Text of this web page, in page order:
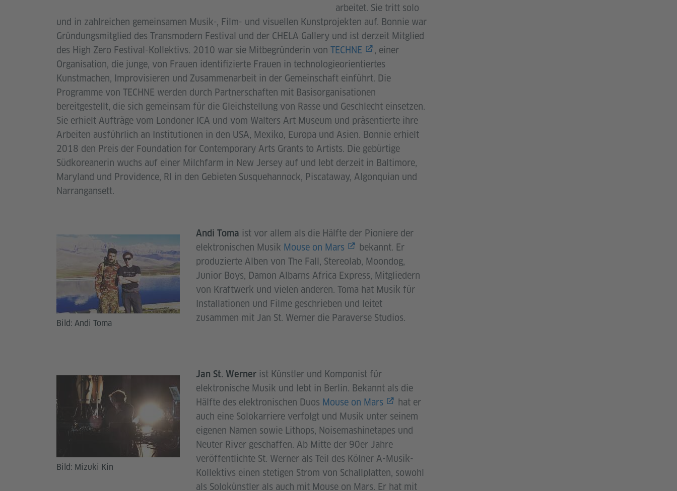
arbeitet. Sie tritt solo
und in zahlreichen gemeinsamen Musik-, Film- und visuellen Kunstprojekten auf. Bonnie war
Gründungsmitglied des Transmodern Festival und der CHELA Gallery und ist derzeit Mitglied
des High Zero Festival-Kollektivs. 2010 war sie Mitbegründerin von TECHNE
, einer
Organisation, die junge, von Frauen identifizierte Frauen in technologieorientiertes
Kunstmachen, Improvisieren und Zusammenarbeit in der Gemeinschaft einführt. Die
Programme von TECHNE werden durch Partnerschaften mit Basisorganisationen
bereitgestellt, die sich gemeinsam für die Gleichstellung von Rasse und Geschlecht einsetzen.
Sie erhielt Aufträge vom Londoner ICA und vom Walters Art Museum und präsentierte ihre
Arbeiten ausführlich an Institutionen in den USA, Mexiko, Europa und Asien. Bonnie erhielt
2018 den Preis der Foundation for Contemporary Arts Grants to Artists. Die gebürtige
Südkoreanerin wuchs auf einer Milchfarm in New Jersey auf und lebt derzeit in Baltimore,
Maryland und Providence, RI in den Gebieten Susquehannock, Piscataway, Algonquian und
Narrangansett.
Bild: Andi Toma
Andi Toma ist vor allem als die Hälfte der Pioniere der
elektronischen Musik Mouse on Mars
bekannt. Er
produzierte Alben von The Fall, Stereolab, Moondog,
Junior Boys, Damon Albarns Africa Express, Mitgliedern
von Kraftwerk und vielen anderen. Toma hat Musik für
Installationen und Filme geschrieben und leitet
zusammen mit Jan St. Werner die Paraverse Studios.
Bild: Mizuki Kin
Jan St. Werner ist Künstler und Komponist für
elektronische Musik und lebt in Berlin. Bekannt als die
Hälfte des elektronischen Duos Mouse on Mars
hat er
auch eine Solokarriere verfolgt und Musik unter seinem
eigenen Namen sowie Lithops, Noisemashinetapes und
Neuter River geschaffen. Ab Mitte der 90er Jahre
veröffentlichte St. Werner als Teil des Kölner A-Musik-
Kollektivs einen stetigen Strom von Schallplatten, sowohl
als Solokünstler als auch mit Mouse on Mars. Er hat mit